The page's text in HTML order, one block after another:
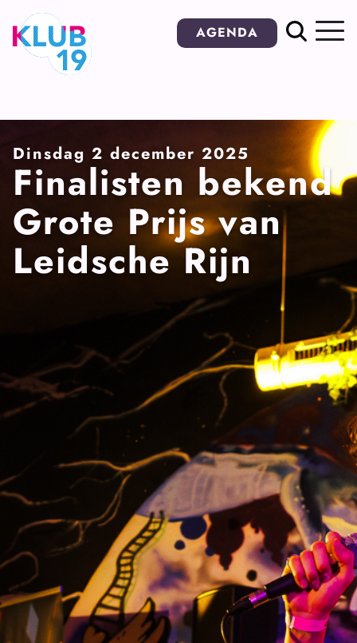
Ga
naar
inhoud
AGENDA
Dinsdag 2 december 2025
Finalisten bekend
Grote Prijs van
Leidsche Rijn